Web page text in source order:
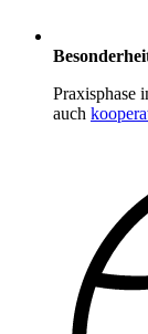
Praxisphase
auch